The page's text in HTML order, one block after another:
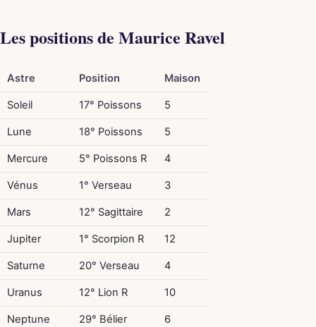
Les positions de Maurice Ravel
Astre Position Maison
Soleil 17° Poissons 5
Lune 18° Poissons 5
Mercure 5° Poissons R 4
Vénus 1° Verseau 3
Mars 12° Sagittaire 2
Jupiter 1° Scorpion R 12
Saturne 20° Verseau 4
Uranus 12° Lion R 10
Neptune 29° Bélier 6